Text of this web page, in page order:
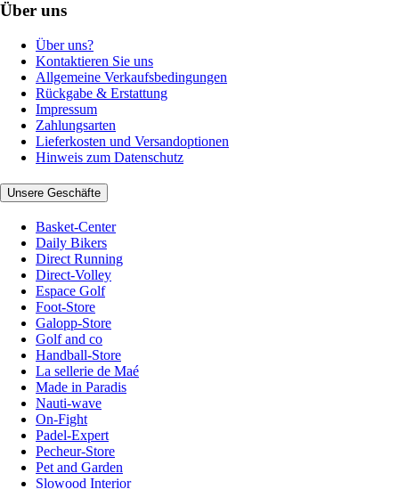
Über uns
Über uns?
Kontaktieren Sie uns
Allgemeine Verkaufsbedingungen
Rückgabe & Erstattung
Impressum
Zahlungsarten
Lieferkosten und Versandoptionen
Hinweis zum Datenschutz
Unsere Geschäfte
Basket-Center
Daily Bikers
Direct Running
Direct-Volley
Espace Golf
Foot-Store
Galopp-Store
Golf and co
Handball-Store
La sellerie de Maé
Made in Paradis
Nauti-wave
On-Fight
Padel-Expert
Pecheur-Store
Pet and Garden
Slowood Interior